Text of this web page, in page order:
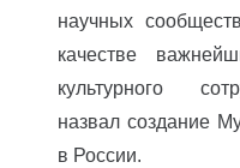
научных
качестве
культурного
назвал создание
в России.